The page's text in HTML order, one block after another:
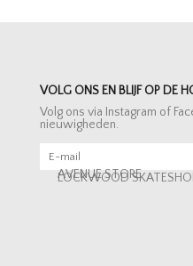
VOLG ONS EN BLIJF OP DE
Volg ons via Instagram of
nieuwigheden.
AVENUE STORE
LOCKWOOD